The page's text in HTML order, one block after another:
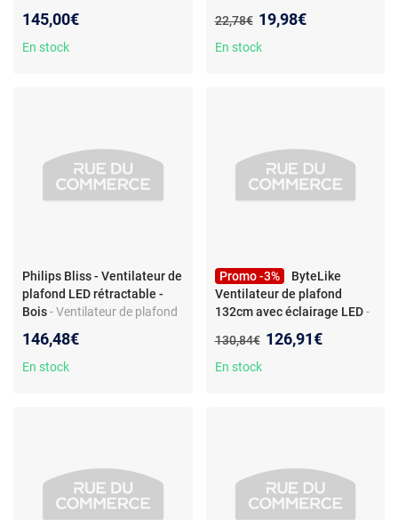
145,00€
En stock
Ancien prix :
22,78€ Nouveau prix :
19,98€
En stock
Philips Bliss - Ventilateur de
plafond LED rétractable -
Bois- Ventilateur de plafond
rétractables, éclairage LED et
télécommande
146,48€
En stock
Promo -3%
ByteLike
Ventilateur de plafond
132cm avec éclairage LED -
132cm avec éclairage LED,
design bois, installation
Ancien prix :
130,84€ Nouveau prix :
126,91€
En stock